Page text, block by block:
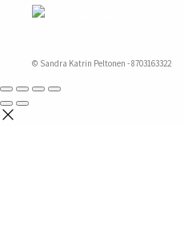
© Sandra Katrin Peltonen - 8703163322